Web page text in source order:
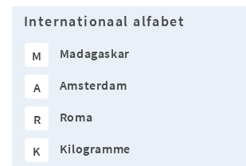
Internationaal alfabet
M Madagaskar
A Amsterdam
R Roma
K Kilogramme